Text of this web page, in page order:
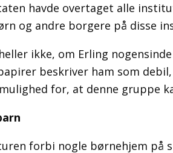
havde overtaget alle
og andre borgere på disse
ikke, om Erling
beskriver ham som
for, at denne gruppe
forbi nogle børnehjem på